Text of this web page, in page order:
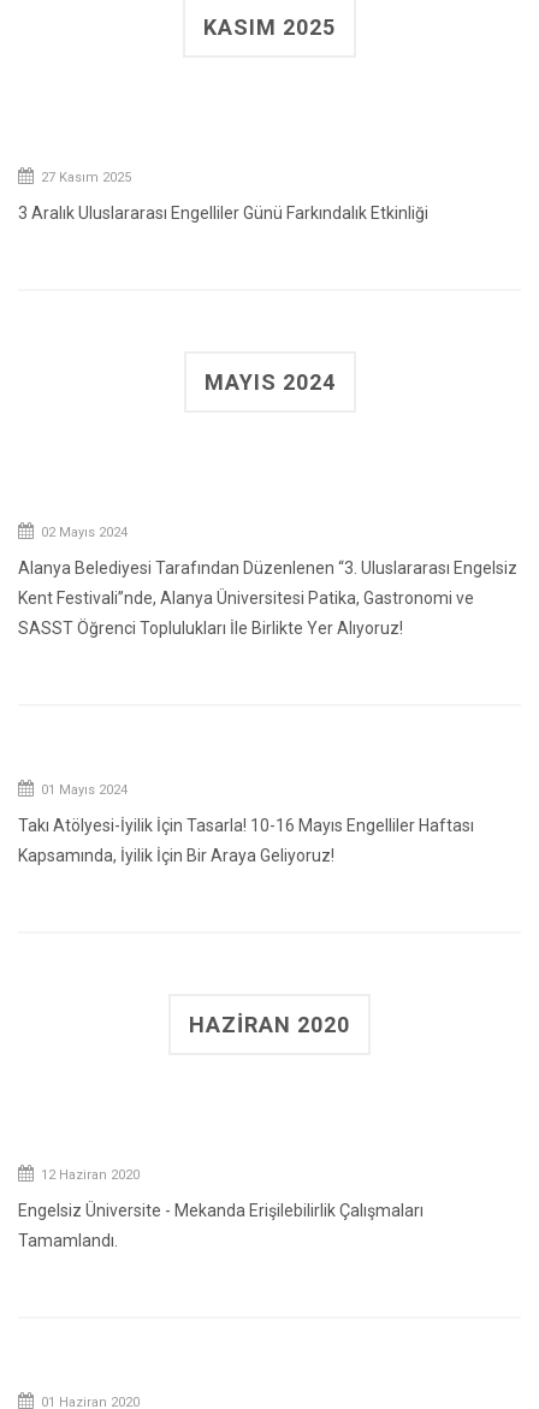
KASIM 2025
27 Kasım 2025
3 Aralık Uluslararası Engelliler Günü Farkındalık Etkinliği
MAYIS 2024
02 Mayıs 2024
Alanya Belediyesi Tarafından Düzenlenen “3. Uluslararası Engelsiz
Kent Festivali”nde, Alanya Üniversitesi Patika, Gastronomi ve
SASST Öğrenci Toplulukları İle Birlikte Yer Alıyoruz!
01 Mayıs 2024
Takı Atölyesi-İyilik İçin Tasarla! 10-16 Mayıs Engelliler Haftası
Kapsamında, İyilik İçin Bir Araya Geliyoruz!
HAZIRAN 2020
12 Haziran 2020
Engelsiz Üniversite - Mekanda Erişilebilirlik Çalışmaları
Tamamlandı.
01 Haziran 2020